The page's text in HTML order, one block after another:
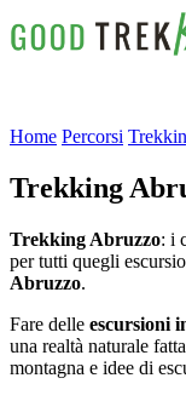
Home Percorsi
Trekking
Trekking Abruzzo: i
per tutti quegli
Abruzzo.
Fare delle escursioni
una realtà naturale
montagna e idee di